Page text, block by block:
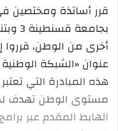
قرر أساتذة ومختصين
أخرى من الوطن،
عنوان «الشبكة
هذه المبادرة التي
مستوى الوطن تهدف
الهابط المقدم عبر